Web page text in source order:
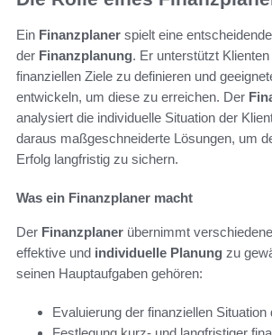
Ein Finanzplaner spielt eine
der Finanzplanung. Er unterstützt
finanziellen Ziele zu definieren und
entwickeln, um diese zu erreichen. Der
analysiert die individuelle Situation der
daraus maßgeschneiderte Lösungen, um
Erfolg langfristig zu sichern.
Was ein Finanzplaner macht
Der Finanzplaner übernimmt
effektive und individuelle Planung zu
seinen Hauptaufgaben gehören:
Evaluierung der finanziellen Situation